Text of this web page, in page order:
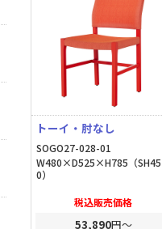
トーイ・肘なし
SOGO27-028-01
W480×D525×H785（SH45
0）
税込販売価格
53,890円～